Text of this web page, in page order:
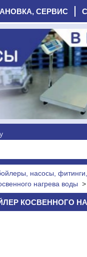
СЕРВИС
насосы,
нагрева воды >
КОСВЕННОГО